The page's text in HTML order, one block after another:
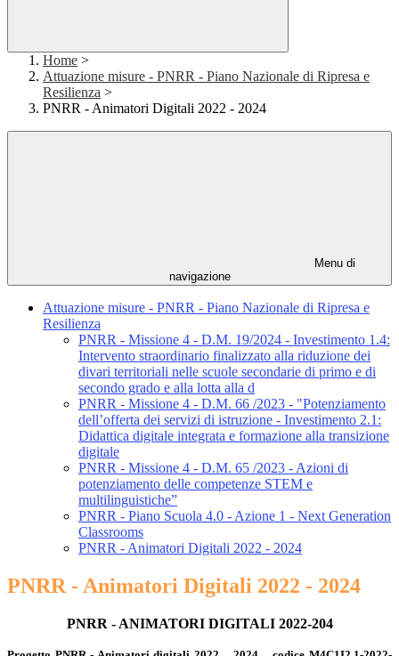
Home >
Attuazione misure - PNRR - Piano Nazionale di Ripresa e
Resilienza >
PNRR - Animatori Digitali 2022 - 2024
Menu di
navigazione
Attuazione misure - PNRR - Piano Nazionale di Ripresa e
Resilienza
PNRR - Missione 4 - D.M. 19/2024 - Investimento 1.4:
Intervento straordinario finalizzato alla riduzione dei
divari territoriali nelle scuole secondarie di primo e di
secondo grado e alla lotta alla d
PNRR - Missione 4 - D.M. 66 /2023 - "Potenziamento
dell’offerta dei servizi di istruzione - Investimento 2.1:
Didattica digitale integrata e formazione alla transizione
digitale
PNRR - Missione 4 - D.M. 65 /2023 - Azioni di
potenziamento delle competenze STEM e
multilinguistiche”
PNRR - Piano Scuola 4.0 - Azione 1 - Next Generation
Classrooms
PNRR - Animatori Digitali 2022 - 2024
PNRR - Animatori Digitali 2022 - 2024
PNRR - ANIMATORI DIGITALI 2022-204